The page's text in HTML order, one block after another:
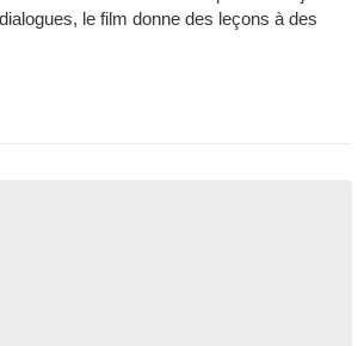
le film donne des leçons à des